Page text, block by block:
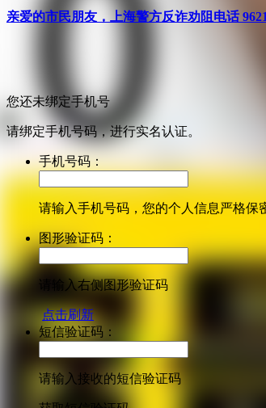
亲爱的市民朋友，上海警方反诈劝阻电话
您还未绑定手机号
请绑定手机号码，进行实名认证。
手机号码：
请输入手机号码，您的个人信息严格保
图形验证码：
请输入右侧图形验证码
点击刷新
短信验证码：
请输入接收的短信验证码